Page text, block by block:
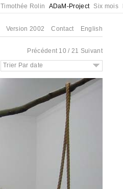
Timothée Rolin ADaM-Project Six mois
Version 2002 Contact English
Précédent 10 / 21 Suivant
Trier Par date